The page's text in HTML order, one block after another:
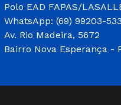
Polo EAD FAPAS/
WhatsApp: (69) 99203-
Av. Rio Madeira, 5672
Bairro Nova Esperança -